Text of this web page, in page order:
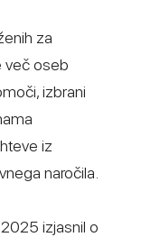
za
več oseb
izbrani
iz
naročila.
izjasnil o